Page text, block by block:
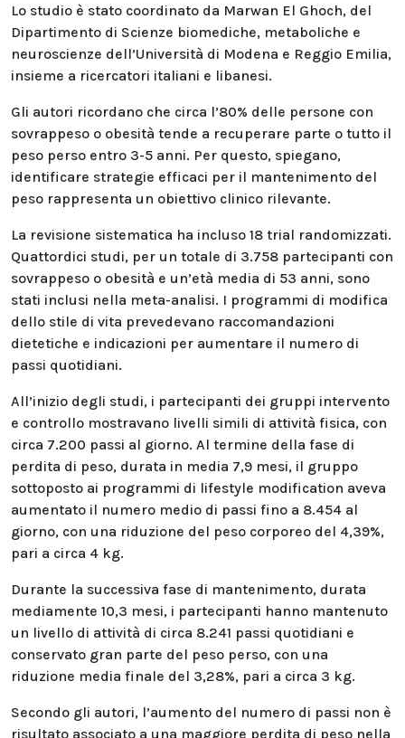
Lo studio è stato coordinato da Marwan El Ghoch, del
Dipartimento di Scienze biomediche, metaboliche e
neuroscienze dell’Università di Modena e Reggio Emilia,
insieme a ricercatori italiani e libanesi.
Gli autori ricordano che circa l’80% delle persone con
sovrappeso o obesità tende a recuperare parte o tutto il
peso perso entro 3-5 anni. Per questo, spiegano,
identificare strategie efficaci per il mantenimento del
peso rappresenta un obiettivo clinico rilevante.
La revisione sistematica ha incluso 18 trial randomizzati.
Quattordici studi, per un totale di 3.758 partecipanti con
sovrappeso o obesità e un’età media di 53 anni, sono
stati inclusi nella meta-analisi. I programmi di modifica
dello stile di vita prevedevano raccomandazioni
dietetiche e indicazioni per aumentare il numero di
passi quotidiani.
All’inizio degli studi, i partecipanti dei gruppi intervento
e controllo mostravano livelli simili di attività fisica, con
circa 7.200 passi al giorno. Al termine della fase di
perdita di peso, durata in media 7,9 mesi, il gruppo
sottoposto ai programmi di lifestyle modification aveva
aumentato il numero medio di passi fino a 8.454 al
giorno, con una riduzione del peso corporeo del 4,39%,
pari a circa 4 kg.
Durante la successiva fase di mantenimento, durata
mediamente 10,3 mesi, i partecipanti hanno mantenuto
un livello di attività di circa 8.241 passi quotidiani e
conservato gran parte del peso perso, con una
riduzione media finale del 3,28%, pari a circa 3 kg.
Secondo gli autori, l’aumento del numero di passi non è
risultato associato a una maggiore perdita di peso nella